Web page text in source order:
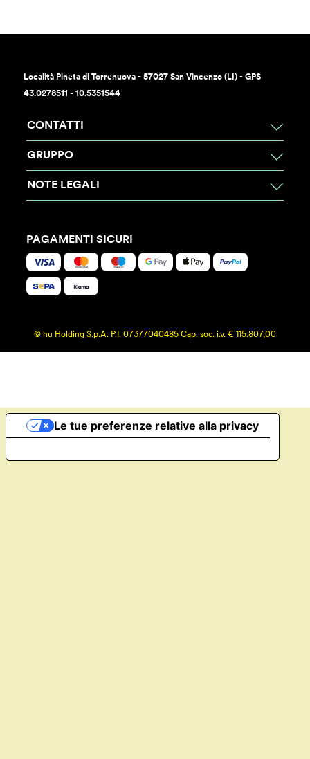
Località Pineta di Torrenuova - 57027 San Vincenzo (LI) - GPS
43.0278511 - 10.5351544
CONTATTI
GRUPPO
NOTE LEGALI
PAGAMENTI SICURI
© hu Holding S.p.A. P.I. 07377040485 Cap. soc. i.v. € 115.807,00
Le tue preferenze relative alla privacy